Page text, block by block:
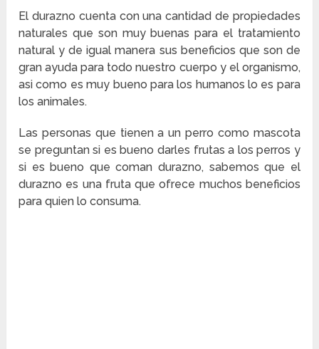
El durazno cuenta con una cantidad de propiedades
naturales que son muy buenas para el tratamiento
natural y de igual manera sus beneficios que son de
gran ayuda para todo nuestro cuerpo y el organismo,
asi como es muy bueno para los humanos lo es para
los animales.
Las personas que tienen a un perro como mascota
se preguntan si es bueno darles frutas a los perros y
si es bueno que coman durazno, sabemos que el
durazno es una fruta que ofrece muchos beneficios
para quien lo consuma.